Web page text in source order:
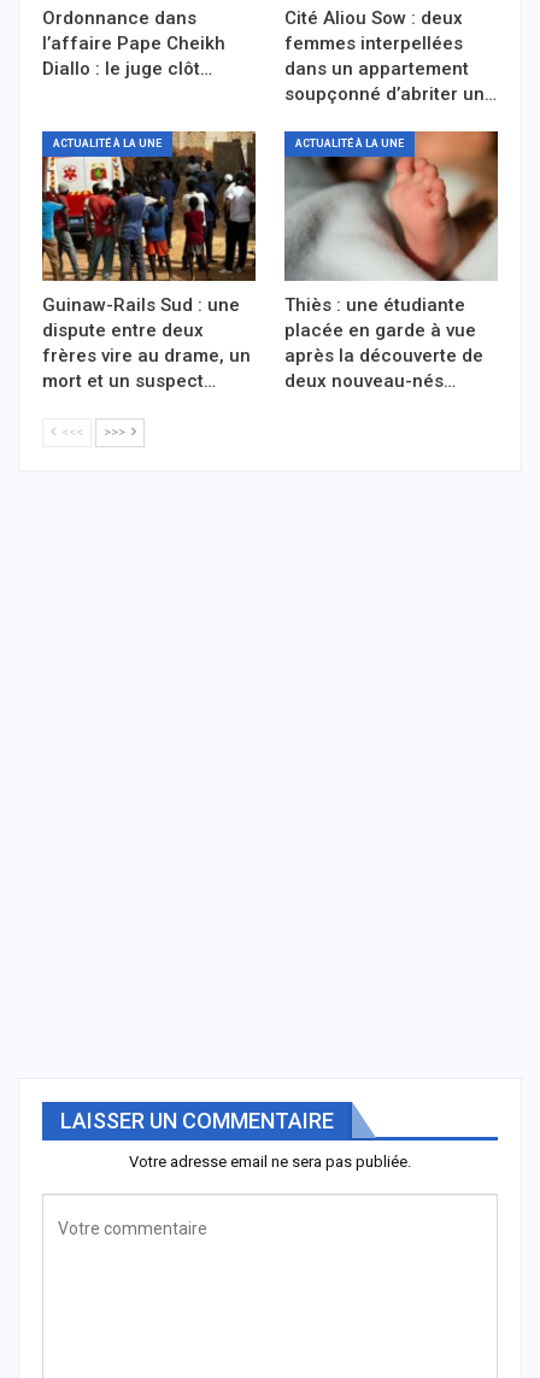
Ordonnance dans
l’affaire Pape Cheikh
Diallo : le juge clôt…
Cité Aliou Sow : deux
femmes interpellées
dans un appartement
soupçonné d’abriter un…
ACTUALITÉ À LA UNE
Guinaw-Rails Sud : une
dispute entre deux
frères vire au drame, un
mort et un suspect…
ACTUALITÉ À LA UNE
Thiès : une étudiante
placée en garde à vue
après la découverte de
deux nouveau-nés…
<<< >>>
LAISSER UN COMMENTAIRE
Votre adresse email ne sera pas publiée.